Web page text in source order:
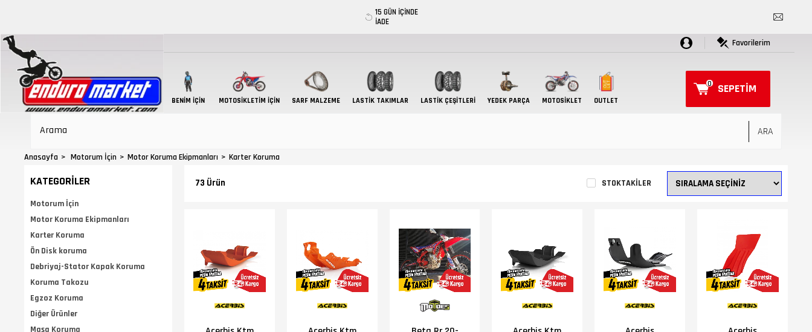
15 GÜN İÇİNDE
İADE
Favorilerim
BENIM İÇIN MOTOSIKLETIM İÇIN SARF MALZEME LASTIK TAKIMLAR LASTİK ÇEŞİTLERİ YEDEK PARÇA MOTOSIKLET OUTLET
SEPETIM
0
Anasayfa Motorum İçin Motor Koruma Ekipmanları Karter Koruma
KATEGORILER
Motorum İçin
Motor Koruma Ekipmanları
Karter Koruma
Ön Disk koruma
Debriyaj-Stator Kapak Koruma
Koruma Takozu
Egzoz Koruma
Diğer Ürünler
Maşa Koruma
STOKTAKILER
73 Ürün